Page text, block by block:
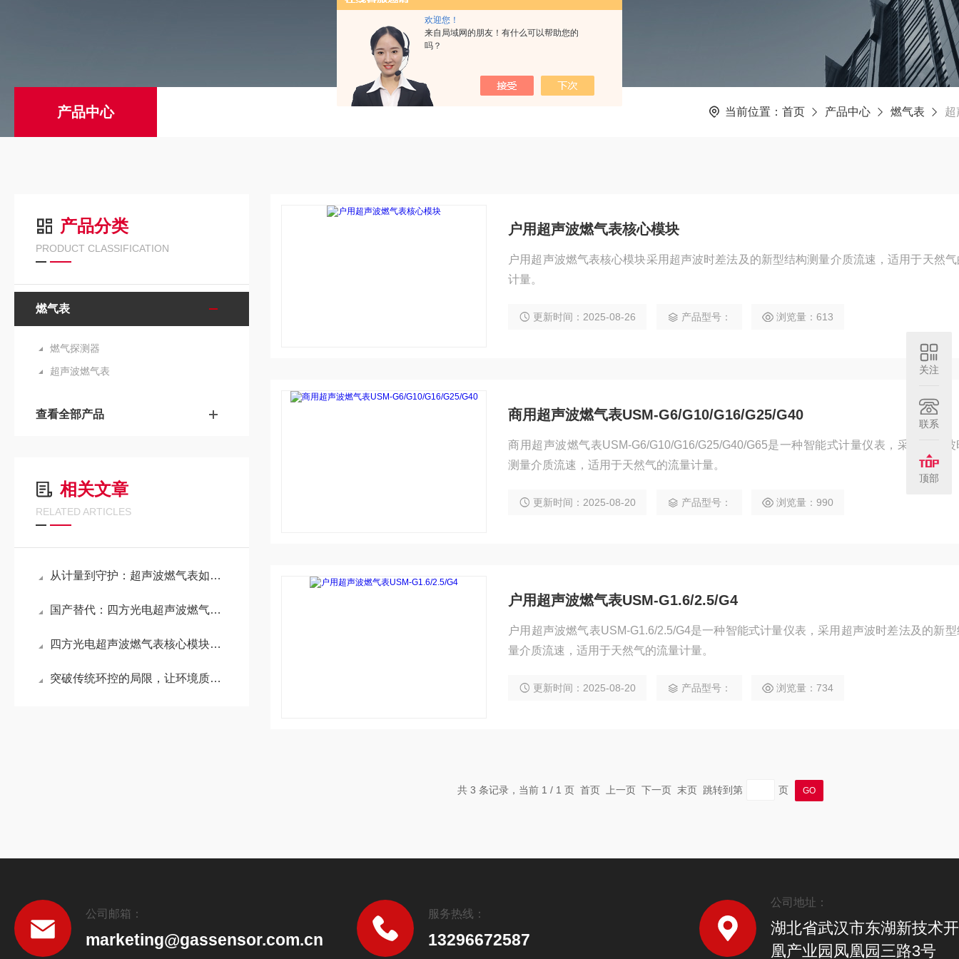
欢迎您！
来自局域网的朋友！有什么可以帮助您的
吗？
产品中心 当前位置： 首页 产品中心 燃气表 超
产品分类
PRODUCT CLASSIFICATION
燃气表
燃气探测器
超声波燃气表
查看全部产品
相关文章
RELATED ARTICLES
从计量到守护：超声波燃气表如何让燃气安全“可感知、可预判”？
国产替代：四方光电超声波燃气表模组助力行业升级
四方光电超声波燃气表核心模块：突破技术壁垒，国产化进程
突破传统环控的局限，让环境质量可视可感，呼吸健康空气！
户用超声波燃气表核心模块
户用超声波燃气表核心模块采用超声波时差法及的新型结构测量介质流速，适用于天然
计量。
更新时间：2025-08-26 产品型号： 浏览量：613
商用超声波燃气表USM-G6/G10/G16/G25/G40
商用超声波燃气表USM-G6/G10/G16/G25/G40/G65是一种智能式计量仪表，采用超声
测量介质流速，适用于天然气的流量计量。
更新时间：2025-08-20 产品型号： 浏览量：990
户用超声波燃气表USM-G1.6/2.5/G4
户用超声波燃气表USM-G1.6/2.5/G4是一种智能式计量仪表，采用超声波时差法及的新
量介质流速，适用于天然气的流量计量。
更新时间：2025-08-20 产品型号： 浏览量：734
共 3 条记录，当前 1 / 1 页 首页 上一页 下一页 末页 跳转到第 页
公司邮箱：
marketing@gassensor.com.cn
服务热线：
13296672587
公司地址：
湖北省武汉市东湖新技术
凰产业园凤凰园三路3号
关注
联系
顶部